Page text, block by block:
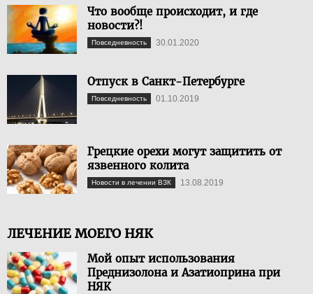
Что вообще происходит, и где
новости?!
Повседневность 30.01.2020
Отпуск в Санкт-Петербурге
Повседневность 01.10.2019
Грецкие орехи могут защитить от
язвенного колита
Новости в лечении ВЗК 13.08.2019
ЛЕЧЕНИЕ МОЕГО НЯК
Мой опыт использования
Преднизолона и Азатиоприна при
НЯК